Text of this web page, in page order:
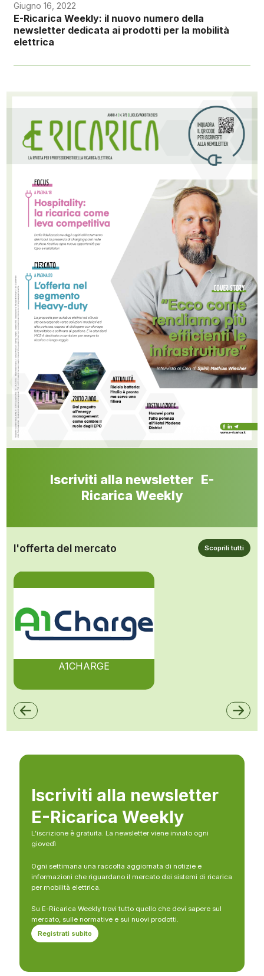
Giugno 16, 2022
E-Ricarica Weekly: il nuovo numero della
newsletter dedicata ai prodotti per la mobilità
elettrica
Iscriviti alla newsletter E-
Ricarica Weekly
l'offerta del mercato Scoprili tutti
A1CHARGE
Iscriviti alla newsletter
E-Ricarica Weekly
L’iscrizione è gratuita. La newsletter viene inviato ogni
giovedì
Ogni settimana una raccolta aggiornata di notizie e
informazioni che riguardano il mercato dei sistemi di ricarica
per mobilità elettrica.
Su E-Ricarica Weekly trovi tutto quello che devi sapere sul
mercato, sulle normative e sui nuovi prodotti.
Registrati subito